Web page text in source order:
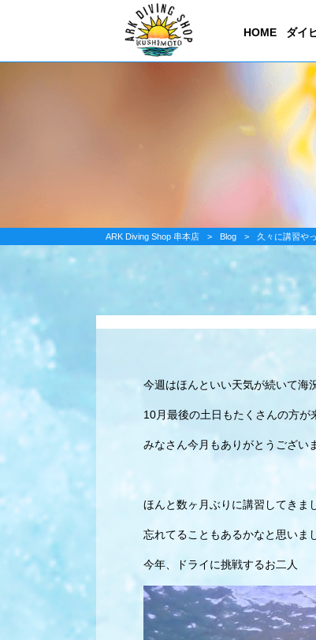
HOME ダイ
ARK Diving Shop 串本店 > Blog > 久々に講習や
今週はほんといい天気が続いて海
10月最後の土日もたくさんの方が
みなさん今月もありがとうござい
ほんと数ヶ月ぶりに講習してきま
忘れてることもあるかなと思いま
今年、ドライに挑戦するお二人